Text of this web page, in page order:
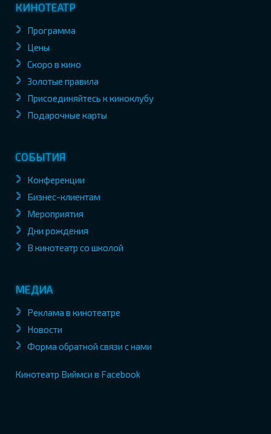
КИНОТЕАТР
Программа
Цены
Скоро в кино
Золотые правила
Присоединяйтесь к киноклубу
Подарочные карты
СОБЫТИЯ
Конференции
Бизнес-клиентам
Мероприятия
Дни рождения
В кинотеатр со школой
МЕДИА
Реклама в кинотеатре
Новости
Форма обратной связи с нами
Кинотеатр Виймси в Facebook